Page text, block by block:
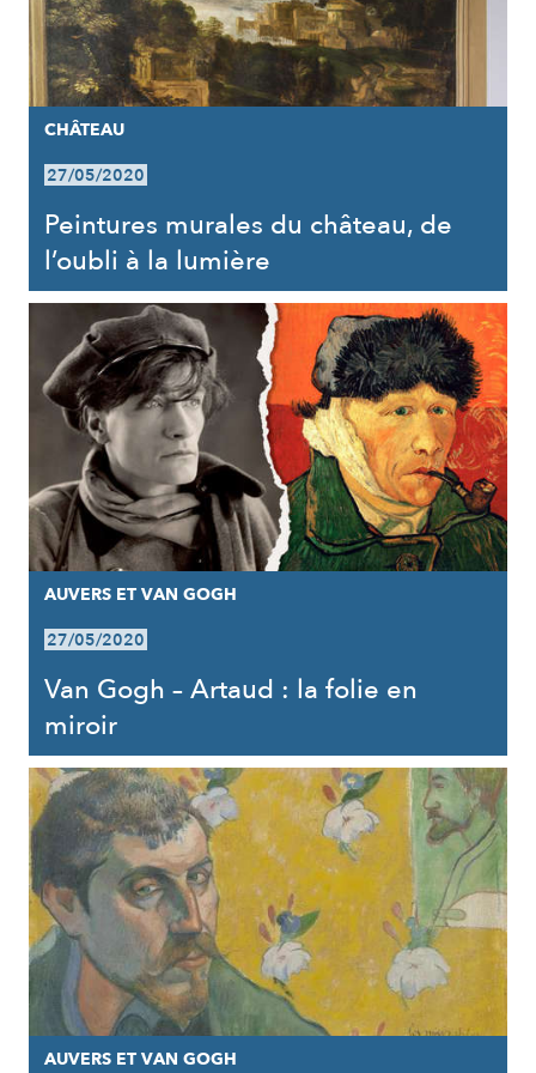
CHÂTEAU
27/05/2020
Peintures murales du château, de
l’oubli à la lumière
AUVERS ET VAN GOGH
27/05/2020
Van Gogh – Artaud : la folie en
miroir
AUVERS ET VAN GOGH